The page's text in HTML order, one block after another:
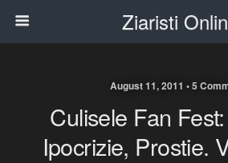
Ziaristi
August 11, 2011 • 5
Culisele Fan
Ipocrizie, Prostie.